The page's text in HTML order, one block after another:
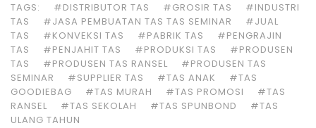
TAGS: #DISTRIBUTOR TAS #GROSIR TAS
#INDUSTRI
TAS
#JASA PEMBUATAN TAS TAS SEMINAR
#JUAL
TAS
#KONVEKSI TAS #PABRIK TAS
#PENGRAJIN
TAS
#PENJAHIT TAS #PRODUKSI TAS
#PRODUSEN
TAS
#PRODUSEN TAS RANSEL
#PRODUSEN TAS
SEMINAR
#SUPPLIER TAS #TAS ANAK
#TAS
GOODIEBAG
#TAS MURAH #TAS PROMOSI
#TAS
RANSEL
#TAS SEKOLAH #TAS SPUNBOND
#TAS
ULANG TAHUN